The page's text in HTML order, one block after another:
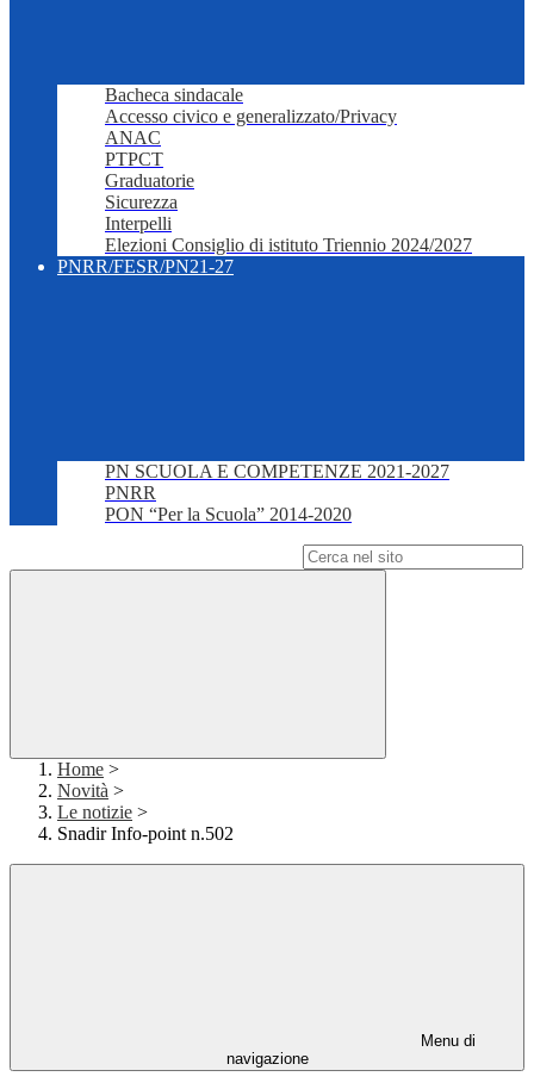
Bacheca sindacale
Accesso civico e generalizzato/Privacy
ANAC
PTPCT
Graduatorie
Sicurezza
Interpelli
Elezioni Consiglio di istituto Triennio 2024/2027
PNRR/FESR/PN21-27
PN SCUOLA E COMPETENZE 2021-2027
PNRR
PON “Per la Scuola” 2014-2020
Home >
Novità >
Le notizie >
Snadir Info-point n.502
Menu di
navigazione